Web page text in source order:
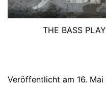
THE BASS
Veröffentlicht am 16.